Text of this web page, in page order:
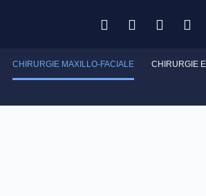
CHIRURGIE MAXILLO-FACIALE CHIRURGIE